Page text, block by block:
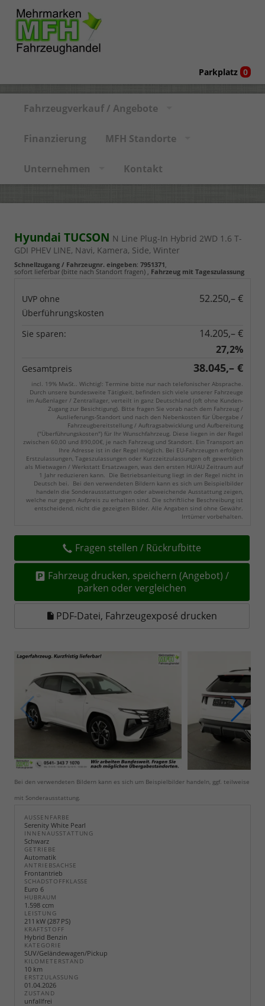
Parkplatz 0
Fahrzeugverkauf / Angebote
Finanzierung MFH Standorte
Unternehmen Kontakt
Hyundai TUCSON N Line Plug-In Hybrid 2WD 1.6 T-
GDI PHEV LINE, Navi, Kamera, Side, Winter
Schnellzugang / Fahrzeugnr. eingeben: 7951371
sofort lieferbar (bitte nach Standort fragen)
Fahrzeug mit Tageszulassung
UVP ohne
Überführungskosten
52.250,– €
Sie sparen:
14.205,– €
27,2%
Gesamtpreis 38.045,– €
incl. 19% MwSt.. Wichtig!: Termine bitte nur nach telefonischer Absprache.
Durch unsere bundesweite Tätigkeit, befinden sich viele unserer Fahrzeuge
im Außenlager / Zentrallager, verteilt in ganz Deutschland (oft ohne Kunden-
Zugang zur Besichtigung). Bitte fragen Sie vorab nach dem Fahrzeug /
Auslieferungs-Standort und nach den Nebenkosten für Übergabe /
Fahrzeugbereitstellung / Auftragsabwicklung und Aufbereitung
("Überführungskosten") für Ihr Wunschfahrzeug. Diese liegen in der Regel
zwischen 60,00 und 890,00€, je nach Fahrzeug und Standort. Ein Transport an
Ihre Adresse ist in der Regel möglich. Bei EU-Fahrzeugen erfolgen
Erstzulassungen, Tageszulassungen oder Kurzzeitzulassungen oft gewerblich
als Mietwagen / Werkstatt Ersatzwagen, was den ersten HU/AU Zeitraum auf
1 Jahr reduzieren kann. Die Betriebsanleitung liegt in der Regel nicht in
Deutsch bei. Bei den verwendeten Bildern kann es sich um Beispielbilder
handeln die Sonderausstattungen oder abweichende Ausstattung zeigen,
welche nur gegen Aufpreis zu erhalten sind. Die schriftliche Beschreibung ist
entscheidend, nicht die gezeigten Bilder. Alle Angaben sind ohne Gewähr.
Irrtümer vorbehalten.
Fragen stellen / Rückrufbitte
Fahrzeug drucken, speichern (Angebot) /
parken oder vergleichen
PDF-Datei, Fahrzeugexposé drucken
Bei den verwendeten Bildern kann es sich um Beispielbilder handeln, ggf. teilweise
mit Sonderausstattung.
AUSSENFARBE
Serenity White Pearl
INNENAUSSTATTUNG
Schwarz
GETRIEBE
Automatik
ANTRIEBSACHSE
Frontantrieb
SCHADSTOFFKLASSE
Euro 6
HUBRAUM
1.598 ccm
LEISTUNG
211 kW (287 PS)
KRAFTSTOFF
Hybrid Benzin
KATEGORIE
SUV/Geländewagen/Pickup
KILOMETERSTAND
10 km
ERSTZULASSUNG
01.04.2026
ZUSTAND
unfallfrei